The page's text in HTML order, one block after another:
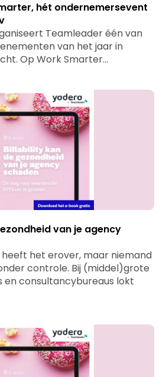
hét ondernemersevent
Teamleader één van
van het jaar in
Op Work Smarter…
van je agency
heeft het erover, maar niemand
controle. Bij (middel)grote
en consultancybureaus lokt